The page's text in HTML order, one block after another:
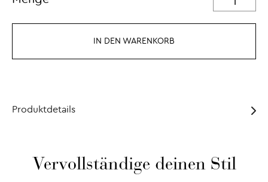
IN DEN WARENKORB
Produktdetails
Vervollständige deinen Stil